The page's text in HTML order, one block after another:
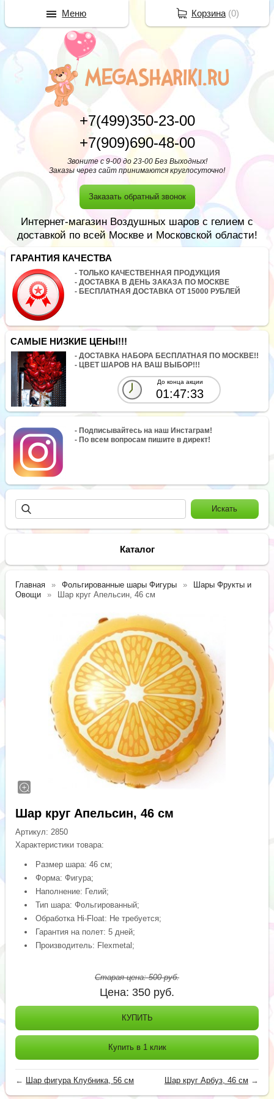
+7(499)350-23-00
+7(909)690-48-00
Звоните с 9-00 до 23-00 Без Выходных!
Заказы через сайт принимаются круглосуточно!
Заказать обратный звонок
Интернет-магазин Воздушных шаров с гелием с
доставкой по всей Москве и Московской области!
ГАРАНТИЯ КАЧЕСТВА
- ТОЛЬКО КАЧЕСТВЕННАЯ ПРОДУКЦИЯ
- ДОСТАВКА В ДЕНЬ ЗАКАЗА ПО МОСКВЕ
- БЕСПЛАТНАЯ ДОСТАВКА ОТ 15000 РУБЛЕЙ
САМЫЕ НИЗКИЕ ЦЕНЫ!!!
- ДОСТАВКА НАБОРА БЕСПЛАТНАЯ ПО МОСКВЕ!!
- ЦВЕТ ШАРОВ НА ВАШ ВЫБОР!!!
До конца акции
01:47:33
- Подписывайтесь на наш Инстаграм!
- По всем вопросам пишите в директ!
Каталог
Главная Фольгированные шары Фигуры
Шары Фрукты и
Овощи
Шар круг Апельсин, 46 см
Шар круг Апельсин, 46 см
Артикул: 2850
Характеристики товара:
Размер шара: 46 см;
Форма: Фигура;
Наполнение: Гелий;
Тип шара: Фольгированный;
Обработка Hi-Float: Не требуется;
Гарантия на полет: 5 дней;
Производитель: Flexmetal;
Старая цена:500руб.
Цена: 350 руб.
КУПИТЬ
Купить в 1 клик
← Шар фигура Клубника, 56 см Шар круг Арбуз, 46 см →
Корзина(0)
Меню